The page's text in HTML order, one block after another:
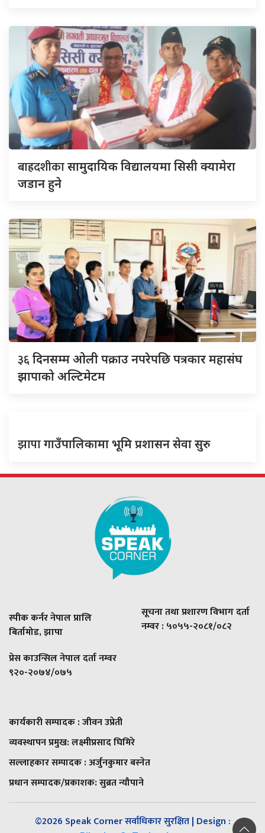
बाह्रदशीकासामुदायिक विद्यालयमा सिसी क्यामेरा
जडान हुने
३६दिनसम्म ओली पक्राउ नपरेपछि पत्रकार महासंघ
झापाको अल्टिमेटम
झापागाउँपालिकामा भूमि प्रशासन सेवा सुरु
स्पीक कर्नर नेपाल प्रालि
बिर्तामोड, झापा
प्रेस काउन्सिल नेपाल दर्ता नम्वर
९२०-२०७४/०७५
सूचना तथा प्रशारण विभाग दर्ता
नम्वर : ५०५५-२०८१/०८२
कार्यकारी सम्पादक : जीवन उप्रेती
व्यवस्थापन प्रमुख:लक्ष्मीप्रसाद घिमिरे
सल्लाहकार सम्पादक : अर्जुनकुमार बस्नेत
प्रधान सम्पादक/प्रकाशक:सुब्रत न्यौपाने
©2026 Speak Corner सर्वाधिकार सुरक्षित | Design :